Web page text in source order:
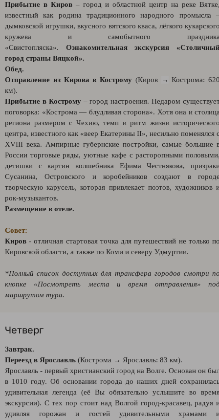
Прибытие в Киров – город и областной центр на реке
известный как родина традиционного народного промысла
дымковской игрушки, вкусного вятского кваса, лёгкого
кружева и самобытного
«Свистопляска». Ознакомительная экскурсия
город страны Вяцкой».
Обед.
Отправление из Кирова в Кострому (Киров → Кострома:
км).
Прибытие в Кострому– город настроения. Недаром
поговорка: «Кострома — блудливая сторона». Хотя она и
региона размером с Чехию, темп и ритм жизни
центра, известного как «веер Екатерины II», несильно поменялся
XVIII века. Ампирные губернские постройки, самые большие
России торговые ряды, уютные кафе с расторопными
детишки с картин волшебника Ефима Честнякова,
Сусанина, Островского и коробейников создают в
творческую карусель, которая привлекает поэтов, художников
рок-музыкантов.
Размещение в отеле.
Совет:
Киров - отличная стартовая точка для путешествий не только
Кировской области, а также по Коми и северу Удмуртии.
*Полный список доступных для трансфера городов смотри
кнопке «Посмотреть места и время отправления»
маршрутом тура.
Четверг
Завтрак.
Переезд в Ярославль (Кострома → Ярославль: 83 км).
Ярославль - первый христианский город на Волге. Основан он
в 1010 году. Об основании города до наших дней
удивительная легенда (её Вы обязательно услышите во
экскурсии). С тех пор стоит над Волгой город-красавец, радуя
удивляя горожан и гостей удивительными храмами